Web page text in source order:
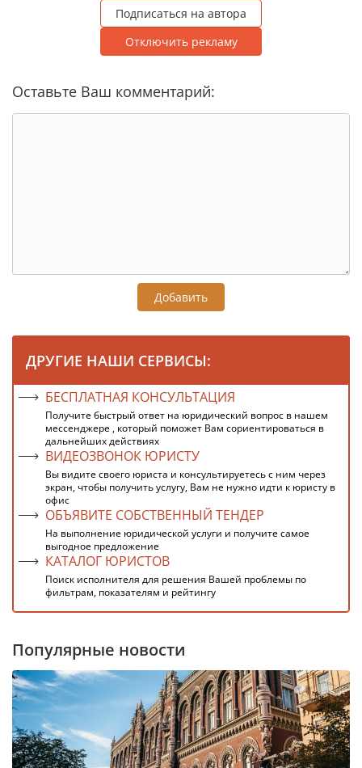
Подписаться на автора
Отключить рекламу
Оставьте Ваш комментарий:
Добавить
ДРУГИЕ НАШИ СЕРВИСЫ:
БЕСПЛАТНАЯ КОНСУЛЬТАЦИЯ
Получите быстрый ответ на юридический вопрос в нашем
мессенджере , который поможет Вам сориентироваться в
дальнейших действиях
ВИДЕОЗВОНОК ЮРИСТУ
Вы видите своего юриста и консультируетесь с ним через
экран, чтобы получить услугу, Вам не нужно идти к юристу в
офис
ОБЪЯВИТЕ СОБСТВЕННЫЙ ТЕНДЕР
На выполнение юридической услуги и получите самое
выгодное предложение
КАТАЛОГ ЮРИСТОВ
Поиск исполнителя для решения Вашей проблемы по
фильтрам, показателям и рейтингу
Популярные новости